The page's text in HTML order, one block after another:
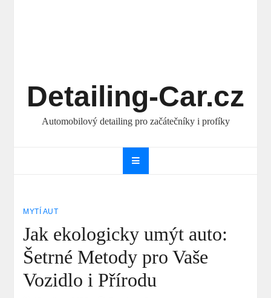
Detailing-Car.cz
Automobilový detailing pro začátečníky i profíky
MYTÍ AUT
Jak ekologicky umýt auto:
Šetrné Metody pro Vaše
Vozidlo i Přírodu